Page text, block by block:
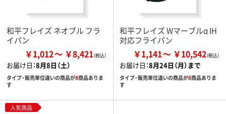
和平フレイズ ネオブル フラ
イパン
￥1,012 ￥8,421
お届け日：8月8日（土）
タイプ・販売単位違いの商品が8商品ありま
す
和平フレイズ Wマーブルα IH
対応フライパン
￥1,141 ￥10,542
お届け日：8月24日（月）まで
タイプ・販売単位違いの商品が8商品ありま
す
人気商品